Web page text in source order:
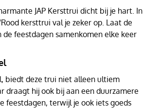
JAP Kersttrui dicht bij je hart. In
kersttrui val je zeker op. Laat de
feestdagen samenkomen elke keer
biedt deze trui niet alleen ultiem
draagt hij ook bij aan een duurzamere
feestdagen, terwijl je ook iets goeds